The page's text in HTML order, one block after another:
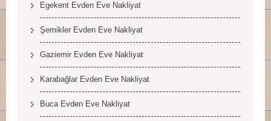
Egekent Evden Eve Nakliyat
Şemikler Evden Eve Nakliyat
Gaziemir Evden Eve Nakliyat
Karabağlar Evden Eve Nakliyat
Buca Evden Eve Nakliyat